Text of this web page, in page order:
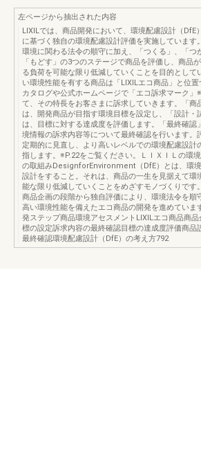
左ページから抽出された内容
LIXILでは、商品開発において、環境配慮設計（DfE
に基づく独自の環境配慮設計評価を実施しています
環境に関わる法令の順守に加え、「つくる」、「つ
「もどす」の3つのステージで商品を評価し、商品
る負荷を可能な限り低減していくことを目的として
い環境性能を有する商品は「LIXILエコ商品」と位置
カタログや公式ホームページで「エコ訴求マーク」
て、その特長をお客さまに訴求していきます。「商
は、開発商品が目指す環境目標を設定し、「設計・
は、目標に対する達成度を評価します。「最終確認
境情報の訴求内容等について最終確認を行います。
定期的に見直し、より高いレベルでの環境配慮設計
指します。※P.22をご覧ください。ＬＩＸＩＬの環
の取組みDesignforEnvironment（DfE）とは、環
設計をすること。それは、商品の一生を見据えて環
能な限り低減していくことをめざすモノづくりです
商品企画の段階から独自評価により、環境法令を順
高い環境性能を備えたエコ商品の開発を進めていま
発ステップ商品環境アセスメントLIXILエコ商品商品
標の設定訴求内容の最終確認目標の達成度評価商品
最終確認環境配慮設計（DfE）の考え方792